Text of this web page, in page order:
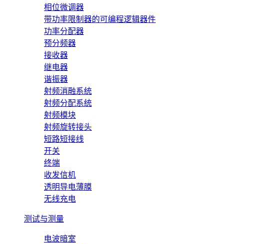
相位微调器
带功率限制器的可编程逻辑器件
功率分配器
预分频器
接收器
继电器
谐振器
射频消融系统
射频分配系统
射频模块
射频旋转接头
短路短接线
开关
终端
收发信机
透明导电薄膜
无线充电
测试与测量
电波暗室